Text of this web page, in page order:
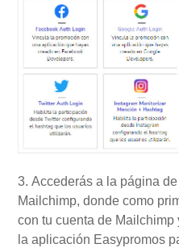
3. Accederás a la página
Mailchimp, donde como
con tu cuenta de
la aplicación Easypromos